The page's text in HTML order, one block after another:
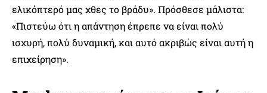
ελικόπτερό μας χθες το βράδυ». Πρόσθεσε μάλιστα:
«Πιστεύω ότι η απάντηση έπρεπε να είναι πολύ
ισχυρή, πολύ δυναμική, και αυτό ακριβώς είναι αυτή η
επιχείρηση».